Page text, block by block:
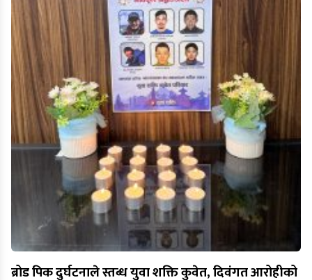
ब्रोड पिक दुर्घटनाले स्तब्ध युवा शक्ति कुवेत, दिवंगत आरोहीको